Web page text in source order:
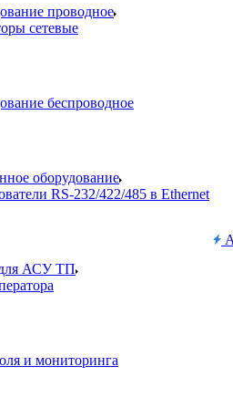
проводное
сетевые
беспроводное
оборудование
RS-232/422/485 в Ethernet
АСУ ТП
и мониторинга